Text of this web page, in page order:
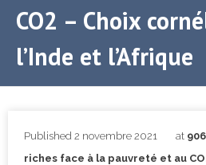
CO2 – Choix
l’Inde et l’Afrique
Published 2 novembre 2021 at
riches face à la pauvreté et au